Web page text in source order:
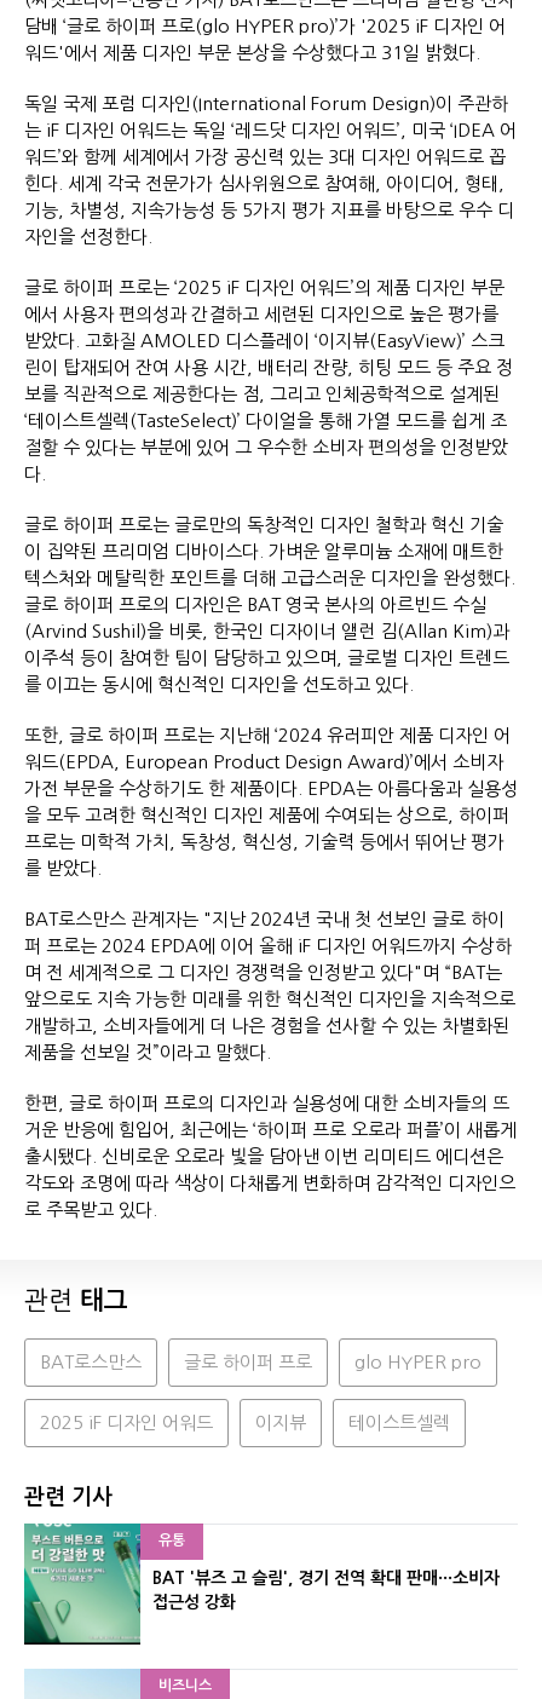
담배 ‘글로 하이퍼 프로(glo HYPER pro)’가 '2025 iF 디자인 어
워드'에서 제품 디자인 부문 본상을 수상했다고 31일 밝혔다.
독일 국제 포럼 디자인(International Forum Design)이 주관하
는 iF 디자인 어워드는 독일 ‘레드닷 디자인 어워드’, 미국 ‘IDEA 어
워드’와 함께 세계에서 가장 공신력 있는 3대 디자인 어워드로 꼽
힌다. 세계 각국 전문가가 심사위원으로 참여해, 아이디어, 형태,
기능, 차별성, 지속가능성 등 5가지 평가 지표를 바탕으로 우수 디
자인을 선정한다.
글로 하이퍼 프로는 ‘2025 iF 디자인 어워드’의 제품 디자인 부문
에서 사용자 편의성과 간결하고 세련된 디자인으로 높은 평가를
받았다. 고화질 AMOLED 디스플레이 ‘이지뷰(EasyView)’ 스크
린이 탑재되어 잔여 사용 시간, 배터리 잔량, 히팅 모드 등 주요 정
보를 직관적으로 제공한다는 점, 그리고 인체공학적으로 설계된
‘테이스트셀렉(TasteSelect)’ 다이얼을 통해 가열 모드를 쉽게 조
절할 수 있다는 부분에 있어 그 우수한 소비자 편의성을 인정받았
다.
글로 하이퍼 프로는 글로만의 독창적인 디자인 철학과 혁신 기술
이 집약된 프리미엄 디바이스다. 가벼운 알루미늄 소재에 매트한
텍스처와 메탈릭한 포인트를 더해 고급스러운 디자인을 완성했다.
글로 하이퍼 프로의 디자인은 BAT 영국 본사의 아르빈드 수실
(Arvind Sushil)을 비롯, 한국인 디자이너 앨런 김(Allan Kim)과
이주석 등이 참여한 팀이 담당하고 있으며, 글로벌 디자인 트렌드
를 이끄는 동시에 혁신적인 디자인을 선도하고 있다.
또한, 글로 하이퍼 프로는 지난해 ‘2024 유러피안 제품 디자인 어
워드(EPDA, European Product Design Award)’에서 소비자
가전 부문을 수상하기도 한 제품이다. EPDA는 아름다움과 실용성
을 모두 고려한 혁신적인 디자인 제품에 수여되는 상으로, 하이퍼
프로는 미학적 가치, 독창성, 혁신성, 기술력 등에서 뛰어난 평가
를 받았다.
BAT로스만스 관계자는 "지난 2024년 국내 첫 선보인 글로 하이
퍼 프로는 2024 EPDA에 이어 올해 iF 디자인 어워드까지 수상하
며 전 세계적으로 그 디자인 경쟁력을 인정받고 있다"며 “BAT는
앞으로도 지속 가능한 미래를 위한 혁신적인 디자인을 지속적으로
개발하고, 소비자들에게 더 나은 경험을 선사할 수 있는 차별화된
제품을 선보일 것”이라고 말했다.
한편, 글로 하이퍼 프로의 디자인과 실용성에 대한 소비자들의 뜨
거운 반응에 힘입어, 최근에는 ‘하이퍼 프로 오로라 퍼플’이 새롭게
출시됐다. 신비로운 오로라 빛을 담아낸 이번 리미티드 에디션은
각도와 조명에 따라 색상이 다채롭게 변화하며 감각적인 디자인으
로 주목받고 있다.
관련 태그
BAT로스만스 글로 하이퍼 프로 glo HYPER pro
2025 iF 디자인 어워드 이지뷰 테이스트셀렉
관련 기사
유통
BAT '뷰즈 고 슬림', 경기 전역 확대 판매···소비자
접근성 강화
비즈니스